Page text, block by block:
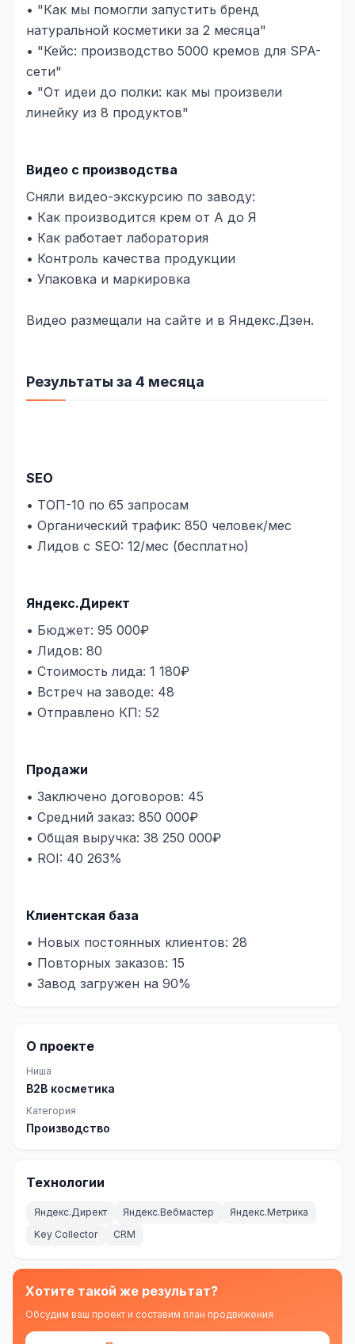
• "Как мы помогли запустить бренд
натуральной косметики за 2 месяца"
• "Кейс: производство 5000 кремов для SPA-
сети"
• "От идеи до полки: как мы произвели
линейку из 8 продуктов"
Видео с производства
Сняли видео-экскурсию по заводу:
• Как производится крем от А до Я
• Как работает лаборатория
• Контроль качества продукции
• Упаковка и маркировка
Видео размещали на сайте и в Яндекс.Дзен.
Результаты за 4 месяца
SEO
• ТОП-10 по 65 запросам
• Органический трафик: 850 человек/мес
• Лидов с SEO: 12/мес (бесплатно)
Яндекс.Директ
• Бюджет: 95 000₽
• Лидов: 80
• Стоимость лида: 1 180₽
• Встреч на заводе: 48
• Отправлено КП: 52
Продажи
• Заключено договоров: 45
• Средний заказ: 850 000₽
• Общая выручка: 38 250 000₽
• ROI: 40 263%
Клиентская база
• Новых постоянных клиентов: 28
• Повторных заказов: 15
• Завод загружен на 90%
О проекте
Ниша
B2B косметика
Категория
Производство
Технологии
Яндекс.Директ Яндекс.Вебмастер
Яндекс.Метрика
Key Collector
CRM
Хотите такой же результат?
Обсудим ваш проект и составим план продвижения